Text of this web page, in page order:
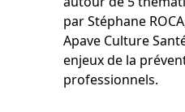
par Stéphane
Apave Culture
enjeux de la
professionnels.